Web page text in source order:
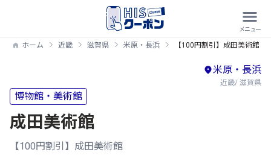
ホーム 近畿 滋賀県 米原・長浜 【100円割引】成田美術館
米原・長浜
近畿/ 滋賀県
博物館・美術館
成田美術館
【100円割引】成田美術館